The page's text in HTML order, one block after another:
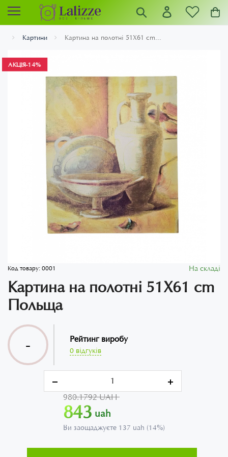
Картини Картина на полотні 51X61 cm...
АКЦІЯ-14%
Код товару:0001 На складі
Картина на полотні 51X61 cm
Польща
- Рейтинг виробу
0 відгуків
980.1792 UAH
843 uah
Ви заощаджуєте 137 uah (14%)